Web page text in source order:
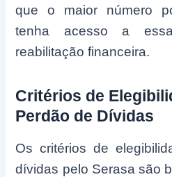
que o maior número
tenha acesso a
reabilitação financeira.
Critérios de
Perdão de Dívidas
Os critérios de
dívidas pelo Serasa são